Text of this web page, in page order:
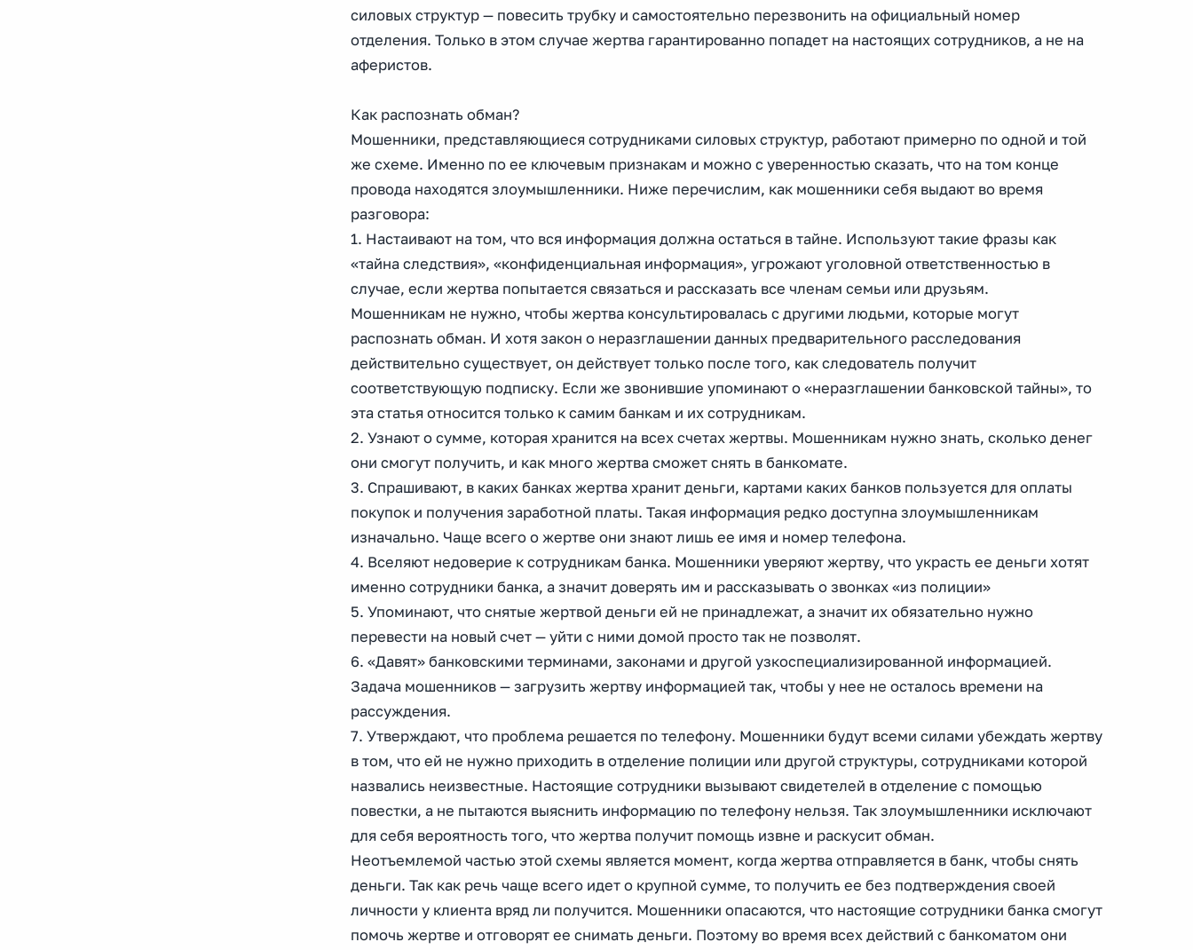
силовых структур — повесить трубку и самостоятельно перезвонить на официальный номер
отделения. Только в этом случае жертва гарантированно попадет на настоящих сотрудников, а не на
аферистов.
Как распознать обман?
Мошенники, представляющиеся сотрудниками силовых структур, работают примерно по одной и той
же схеме. Именно по ее ключевым признакам и можно с уверенностью сказать, что на том конце
провода находятся злоумышленники. Ниже перечислим, как мошенники себя выдают во время
разговора:
1. Настаивают на том, что вся информация должна остаться в тайне. Используют такие фразы как
«тайна следствия», «конфиденциальная информация», угрожают уголовной ответственностью в
случае, если жертва попытается связаться и рассказать все членам семьи или друзьям.
Мошенникам не нужно, чтобы жертва консультировалась с другими людьми, которые могут
распознать обман. И хотя закон о неразглашении данных предварительного расследования
действительно существует, он действует только после того, как следователь получит
соответствующую подписку. Если же звонившие упоминают о «неразглашении банковской тайны», то
эта статья относится только к самим банкам и их сотрудникам.
2. Узнают о сумме, которая хранится на всех счетах жертвы. Мошенникам нужно знать, сколько денег
они смогут получить, и как много жертва сможет снять в банкомате.
3. Спрашивают, в каких банках жертва хранит деньги, картами каких банков пользуется для оплаты
покупок и получения заработной платы. Такая информация редко доступна злоумышленникам
изначально. Чаще всего о жертве они знают лишь ее имя и номер телефона.
4. Вселяют недоверие к сотрудникам банка. Мошенники уверяют жертву, что украсть ее деньги хотят
именно сотрудники банка, а значит доверять им и рассказывать о звонках «из полиции»
5. Упоминают, что снятые жертвой деньги ей не принадлежат, а значит их обязательно нужно
перевести на новый счет — уйти с ними домой просто так не позволят.
6. «Давят» банковскими терминами, законами и другой узкоспециализированной информацией.
Задача мошенников — загрузить жертву информацией так, чтобы у нее не осталось времени на
рассуждения.
7. Утверждают, что проблема решается по телефону. Мошенники будут всеми силами убеждать жертву
в том, что ей не нужно приходить в отделение полиции или другой структуры, сотрудниками которой
назвались неизвестные. Настоящие сотрудники вызывают свидетелей в отделение с помощью
повестки, а не пытаются выяснить информацию по телефону нельзя. Так злоумышленники исключают
для себя вероятность того, что жертва получит помощь извне и раскусит обман.
Неотъемлемой частью этой схемы является момент, когда жертва отправляется в банк, чтобы снять
деньги. Так как речь чаще всего идет о крупной сумме, то получить ее без подтверждения своей
личности у клиента вряд ли получится. Мошенники опасаются, что настоящие сотрудники банка смогут
помочь жертве и отговорят ее снимать деньги. Поэтому во время всех действий с банкоматом они